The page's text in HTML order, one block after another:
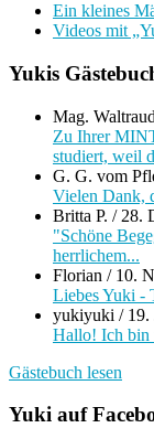
Ein kleines
Videos mit
Yukis
Mag.
Zu Ihrer
studiert, weil
G. G. vom
Vielen Dank,
Britta P. / 28.
"Schöne
herrlichem...
Florian / 10.
Liebes Yuki -
yukiyuki / 19.
Hallo! Ich bin
Gästebuch lesen
Yuki auf